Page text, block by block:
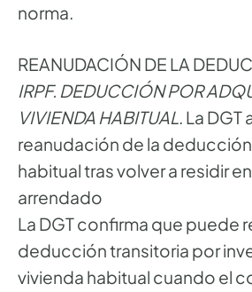
norma.
REANUDACIÓN DE LA
IRPF. DEDUCCIÓN POR
VIVIENDA HABITUAL. La DGT
reanudación de la
habitual tras volver a residir
arrendado
La DGT confirma que puede
deducción transitoria por
vivienda habitual cuando el